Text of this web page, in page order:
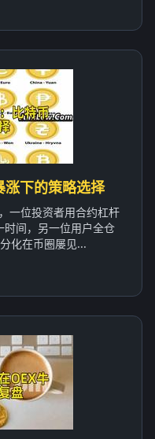
下的策略选择
一位投资者用合约杠杆
间，另一位用户全仓
化在币圈屡见...